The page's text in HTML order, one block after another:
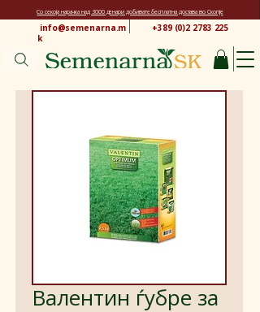
+389 (0)2 2783 225
Со секоја нарачка над 3000 денари добивате бесплатна достава во Скопје
info@semenarna.m
k
Валентин ѓубре за